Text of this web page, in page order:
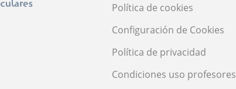
Política de cookies
Configuración de Cookies
Política de privacidad
Condiciones uso profesores